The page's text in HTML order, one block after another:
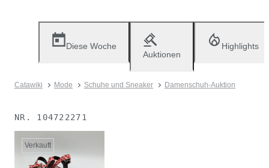
Diese Woche
Auktionen
Highlights
Catawiki Mode Schuhe und Sneaker Damenschuh-Auktion
NR. 104722271
Verkauft